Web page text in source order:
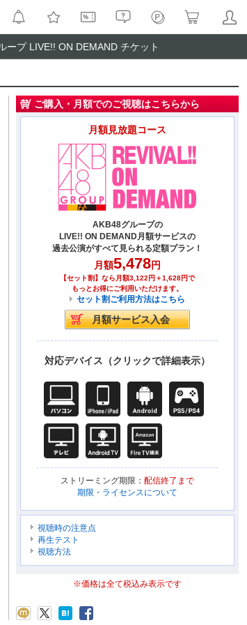
ープ LIVE!! ON DEMAND チケット
ご購入・月額でのご視聴はこちらから
月額見放題コース
AKB48グループの
LIVE!! ON DEMAND月額サービスの
過去公演がすべて見られる定額プラン！
月額5,478円
【セット割】なら月額3,122円＋1,628円で
もっとお得にご利用いただけます。
セット割ご利用方法はこちら
対応デバイス（クリックで詳細表示）
ストリーミング期限： 配信終了まで
期限・ライセンスについて
視聴時の注意点
再生テスト
視聴方法
※価格は全て税込み表示です